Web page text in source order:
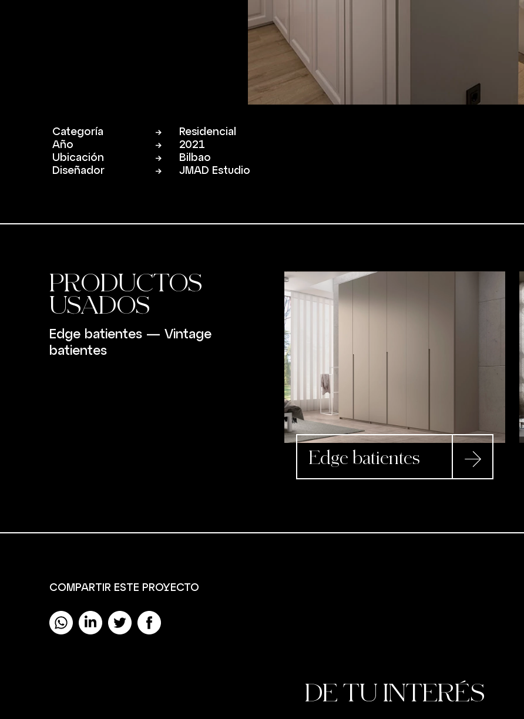
Categoría
Residencial
Año
2021
Ubicación
Bilbao
Diseñador
JMAD Estudio
PRODUCTOS
USADOS
Edge batientes — Vintage
batientes
Edge batientes
COMPARTIR ESTE PROYECTO
DE TU INTERÉS